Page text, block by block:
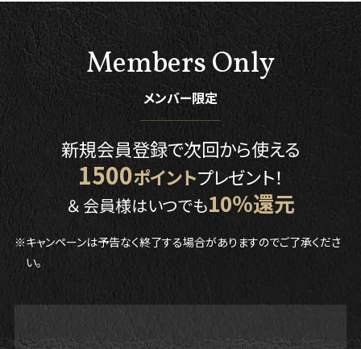
Members Only
メンバー限定
新規会員登録で次回から使える
1500ポイントプレゼント！
＆ 会員様はいつでも10％還元
※キャンペーンは予告なく終了する場合がありますのでご了承くださ
い。